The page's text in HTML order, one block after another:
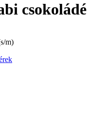
csokoládé
m)